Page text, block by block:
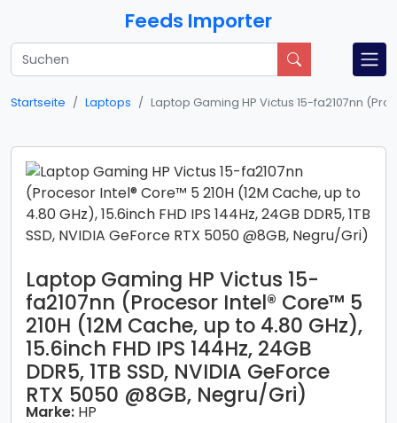
Feeds Importer
Startseite Laptops Laptop Gaming HP Victus 15-fa2107nn
Laptop Gaming HP Victus 15-
fa2107nn (Procesor Intel® Core™ 5
210H (12M Cache, up to 4.80 GHz),
15.6inch FHD IPS 144Hz, 24GB
DDR5, 1TB SSD, NVIDIA GeForce
RTX 5050 @8GB, Negru/Gri)
Marke: HP